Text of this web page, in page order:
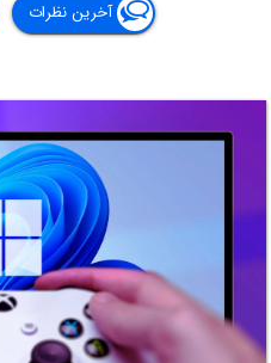
آخرین نظرات